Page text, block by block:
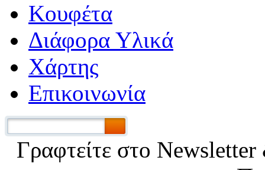
Κουφέτα
Διάφορα Υλικά
Χάρτης
Επικοινωνία
Γραφτείτε στο Νewsletter